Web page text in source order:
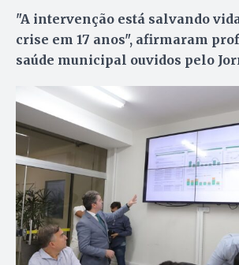
"A intervenção está salvando
crise em 17 anos", afirmaram
saúde municipal ouvidos pelo